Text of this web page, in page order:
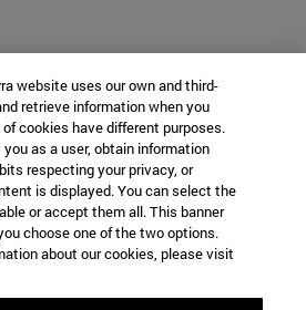
website uses our own and third-
retrieve information when you
cookies have different purposes.
as a user, obtain information
respecting your privacy, or
is displayed. You can select the
or accept them all. This banner
choose one of the two options.
about our cookies, please visit